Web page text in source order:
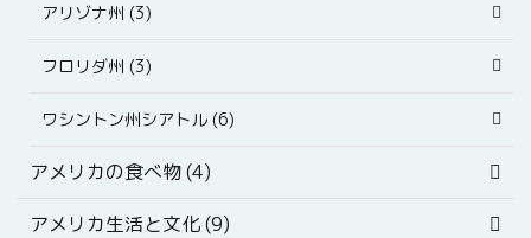
アリゾナ州 (3)
フロリダ州 (3)
ワシントン州シアトル (6)
アメリカの食べ物 (4)
アメリカ生活と文化 (9)